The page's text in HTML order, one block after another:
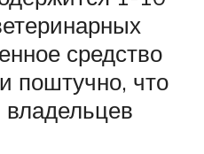
средство
поштучно, что